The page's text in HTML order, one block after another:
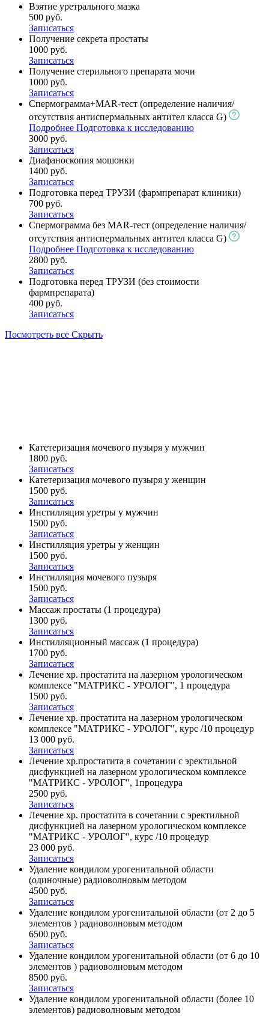
Взятие уретрального мазка
500 руб.
Записаться
Получение секрета простаты
1000 руб.
Записаться
Получение стерильного препарата мочи
1000 руб.
Записаться
Спермограмма+MAR-тест (определение наличия/
отсутствия антиспермальных антител класса G)
Подробнее Подготовка к исследованию
3000 руб.
Записаться
Диафаноскопия мошонки
1400 руб.
Записаться
Подготовка перед ТРУЗИ (фармпрепарат клиники)
700 руб.
Записаться
Спермограмма без MAR-тест (определение наличия/
отсутствия антиспермальных антител класса G)
Подробнее Подготовка к исследованию
2800 руб.
Записаться
Подготовка перед ТРУЗИ (без стоимости
фармпрепарата)
400 руб.
Записаться
Посмотреть все Скрыть
Катетеризация мочевого пузыря у мужчин
1800 руб.
Записаться
Катетеризация мочевого пузыря у женщин
1500 руб.
Записаться
Инстилляция уретры у мужчин
1500 руб.
Записаться
Инстилляция уретры у женщин
1500 руб.
Записаться
Инстилляция мочевого пузыря
1500 руб.
Записаться
Массаж простаты (1 процедура)
1300 руб.
Записаться
Инстилляционный массаж (1 процедура)
1700 руб.
Записаться
Лечение хр. простатита на лазерном урологическом
комплексе "МАТРИКС - УРОЛОГ", 1 процедура
1500 руб.
Записаться
Лечение хр. простатита на лазерном урологическом
комплексе "МАТРИКС - УРОЛОГ", курс /10 процедур
13 000 руб.
Записаться
Лечение хр.простатита в сочетании с эректильной
дисфункцией на лазерном урологическом комплексе
"МАТРИКС - УРОЛОГ", 1процедура
2500 руб.
Записаться
Лечение хр. простатита в сочетании с эректильной
дисфункцией на лазерном урологическом комплексе
"МАТРИКС - УРОЛОГ", курс /10 процедур
23 000 руб.
Записаться
Удаление кондилом урогенитальной области
(одиночные) радиоволновым методом
4500 руб.
Записаться
Удаление кондилом урогенитальной области (от 2 до 5
элементов ) радиоволновым методом
6500 руб.
Записаться
Удаление кондилом урогенитальной области (от 6 до 10
элементов ) радиоволновым методом
8500 руб.
Записаться
Удаление кондилом урогенитальной области (более 10
элементов) радиоволновым методом